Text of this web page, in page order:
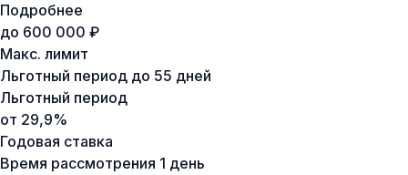
Подробнее
до 600 000 ₽
Макс. лимит
Льготный период до 55 дней
Льготный период
от 29,9%
Годовая ставка
Время рассмотрения 1 день